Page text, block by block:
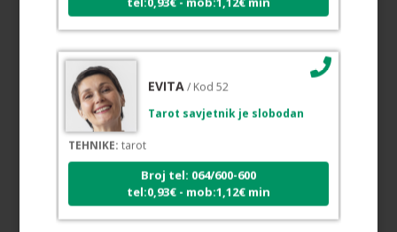
TEHNIKE:tarot
Broj tel: 064/600-600
tel:0,93€ - mob:1,12€ min